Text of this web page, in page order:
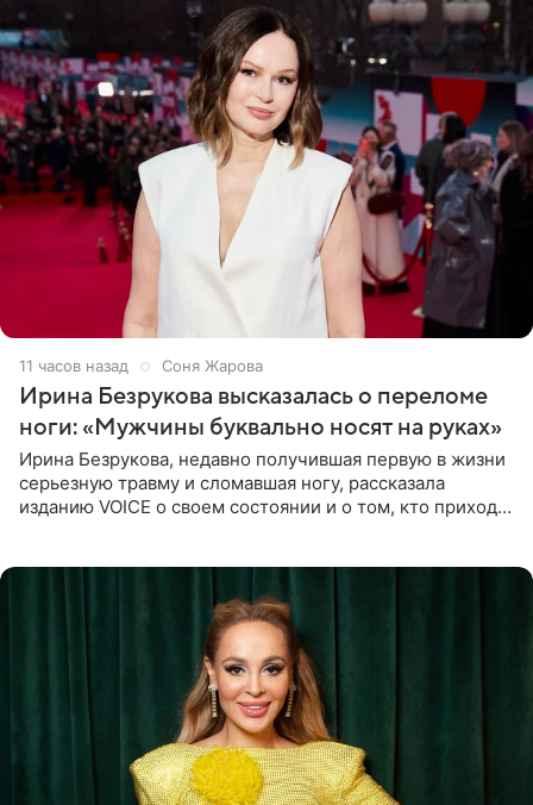
11 часов назад Соня Жарова
Ирина Безрукова высказалась о переломе
ноги: «Мужчины буквально носят на руках»
Ирина Безрукова, недавно получившая первую в жизни
серьезную травму и сломавшая ногу, рассказала
изданию VOICE о своем состоянии и о том, кто приходит